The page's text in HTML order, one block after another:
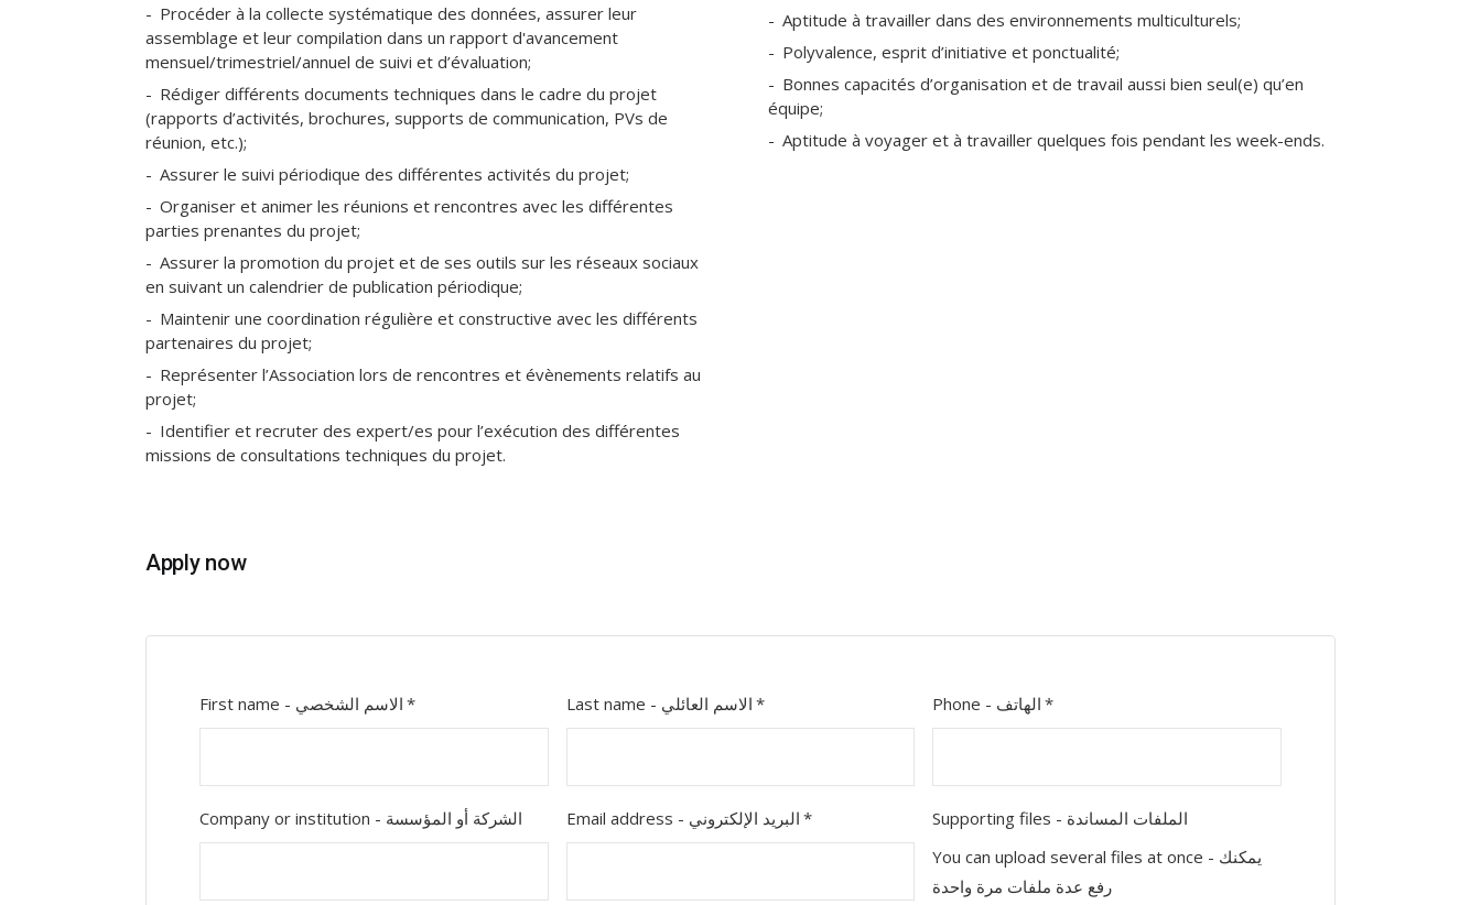
Procéder à la collecte systématique des données, assurer leur
assemblage et leur compilation dans un rapport d'avancement
mensuel/trimestriel/annuel de suivi et d’évaluation;
Rédiger différents documents techniques dans le cadre du projet
(rapports d’activités, brochures, supports de communication, PVs de
réunion, etc.);
Assurer le suivi périodique des différentes activités du projet;
Organiser et animer les réunions et rencontres avec les différentes
parties prenantes du projet;
Assurer la promotion du projet et de ses outils sur les réseaux sociaux
en suivant un calendrier de publication périodique;
Maintenir une coordination régulière et constructive avec les différents
partenaires du projet;
Représenter l’Association lors de rencontres et évènements relatifs au
projet;
Identifier et recruter des expert/es pour l’exécution des différentes
missions de consultations techniques du projet.
Aptitude à travailler dans des environnements multiculturels;
Polyvalence, esprit d’initiative et ponctualité;
Bonnes capacités d’organisation et de travail aussi bien seul(e) qu’en
équipe;
Aptitude à voyager et à travailler quelques fois pendant les week-ends.
Apply now
First name - الاسم الشخصي Last name - الاسم العائلي Phone - الهاتف
Company or institution - الشركة أو المؤسسة Email address - البريد الإلكتروني
Supporting files - الملفات المساندة
You can upload several files at once - يمكنك
رفع عدة ملفات مرة واحدة